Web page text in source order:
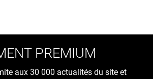
PREMIUM
aux 30 000 actualités du site et